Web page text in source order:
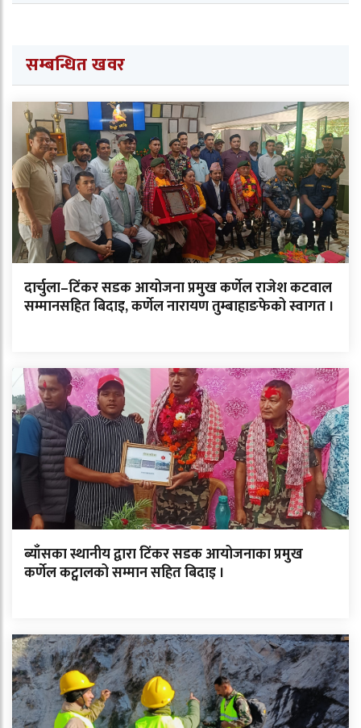
सम्बन्धित खवर
दार्चुला–टिंकर सडक आयोजना प्रमुख कर्णेल राजेश कटवाल
सम्मानसहित बिदाइ, कर्णेल नारायण तुम्बाहाङफेको स्वागत ।
ब्याँसका स्थानीय द्वारा टिंकर सडक आयोजनाका प्रमुख
कर्णेल कट्वालको सम्मान सहित बिदाइ ।